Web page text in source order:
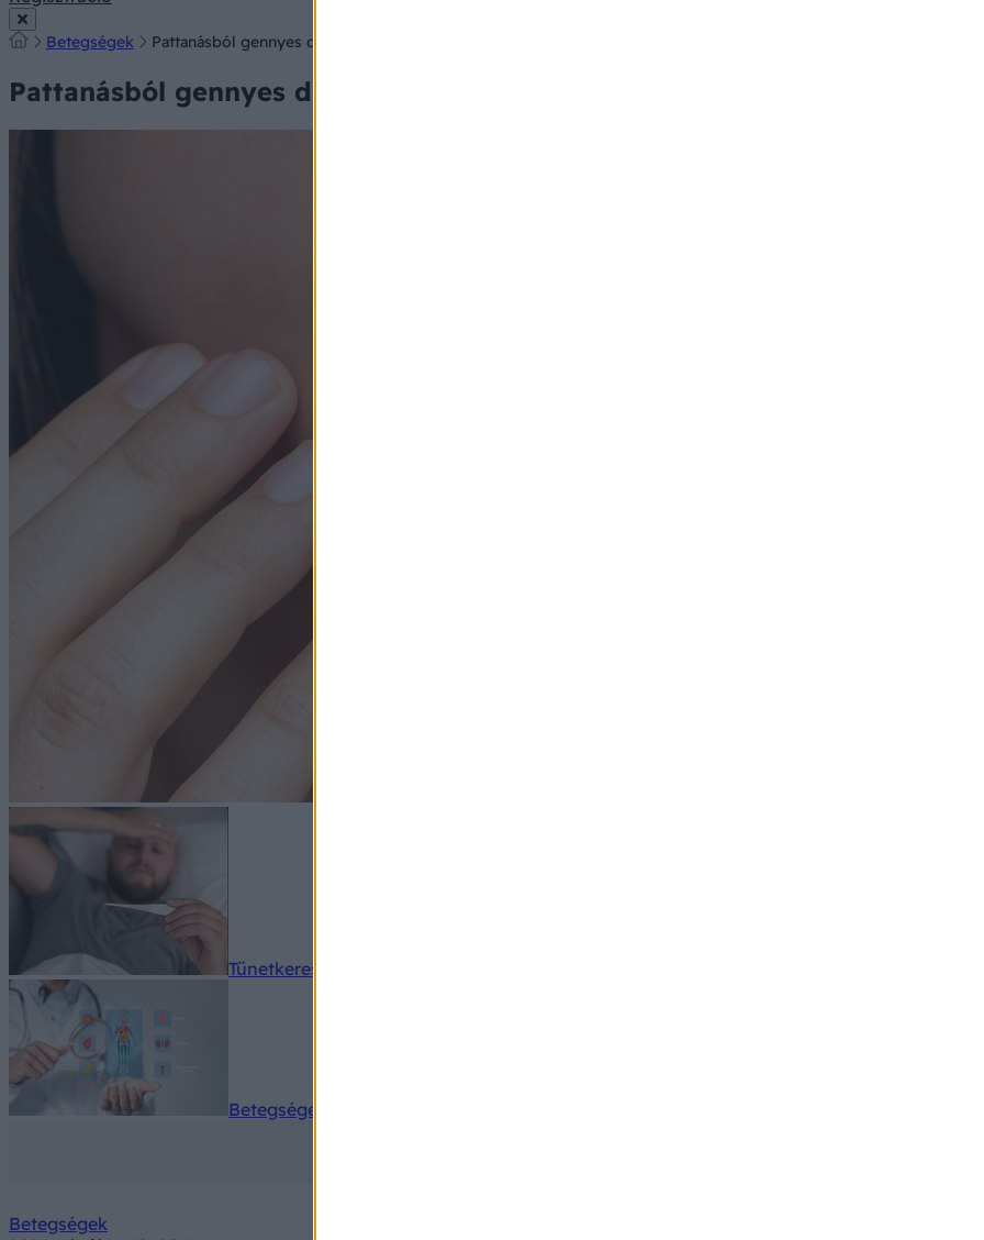
Betegségek Pattanásból gennyes duzzanat lett! Ezért ne nyomkodja ezt a részt az arcán
Pattanásból gennyes duzzanat lett! Ezért ne nyomkodja ezt a részt az
Tünetkereső
Betegségek A-Z
Betegségek